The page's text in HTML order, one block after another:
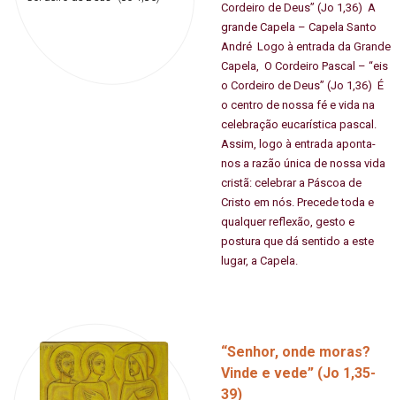
Cordeiro de Deus” (Jo 1,36) A
grande Capela – Capela Santo
André Logo à entrada da Grande
Capela, O Cordeiro Pascal – “eis
o Cordeiro de Deus” (Jo 1,36) É
o centro de nossa fé e vida na
celebração eucarística pascal.
Assim, logo à entrada aponta-
nos a razão única de nossa vida
cristã: celebrar a Páscoa de
Cristo em nós. Precede toda e
qualquer reflexão, gesto e
postura que dá sentido a este
lugar, a Capela.
“Senhor, onde moras?
Vinde e vede” (Jo 1,35-
39)